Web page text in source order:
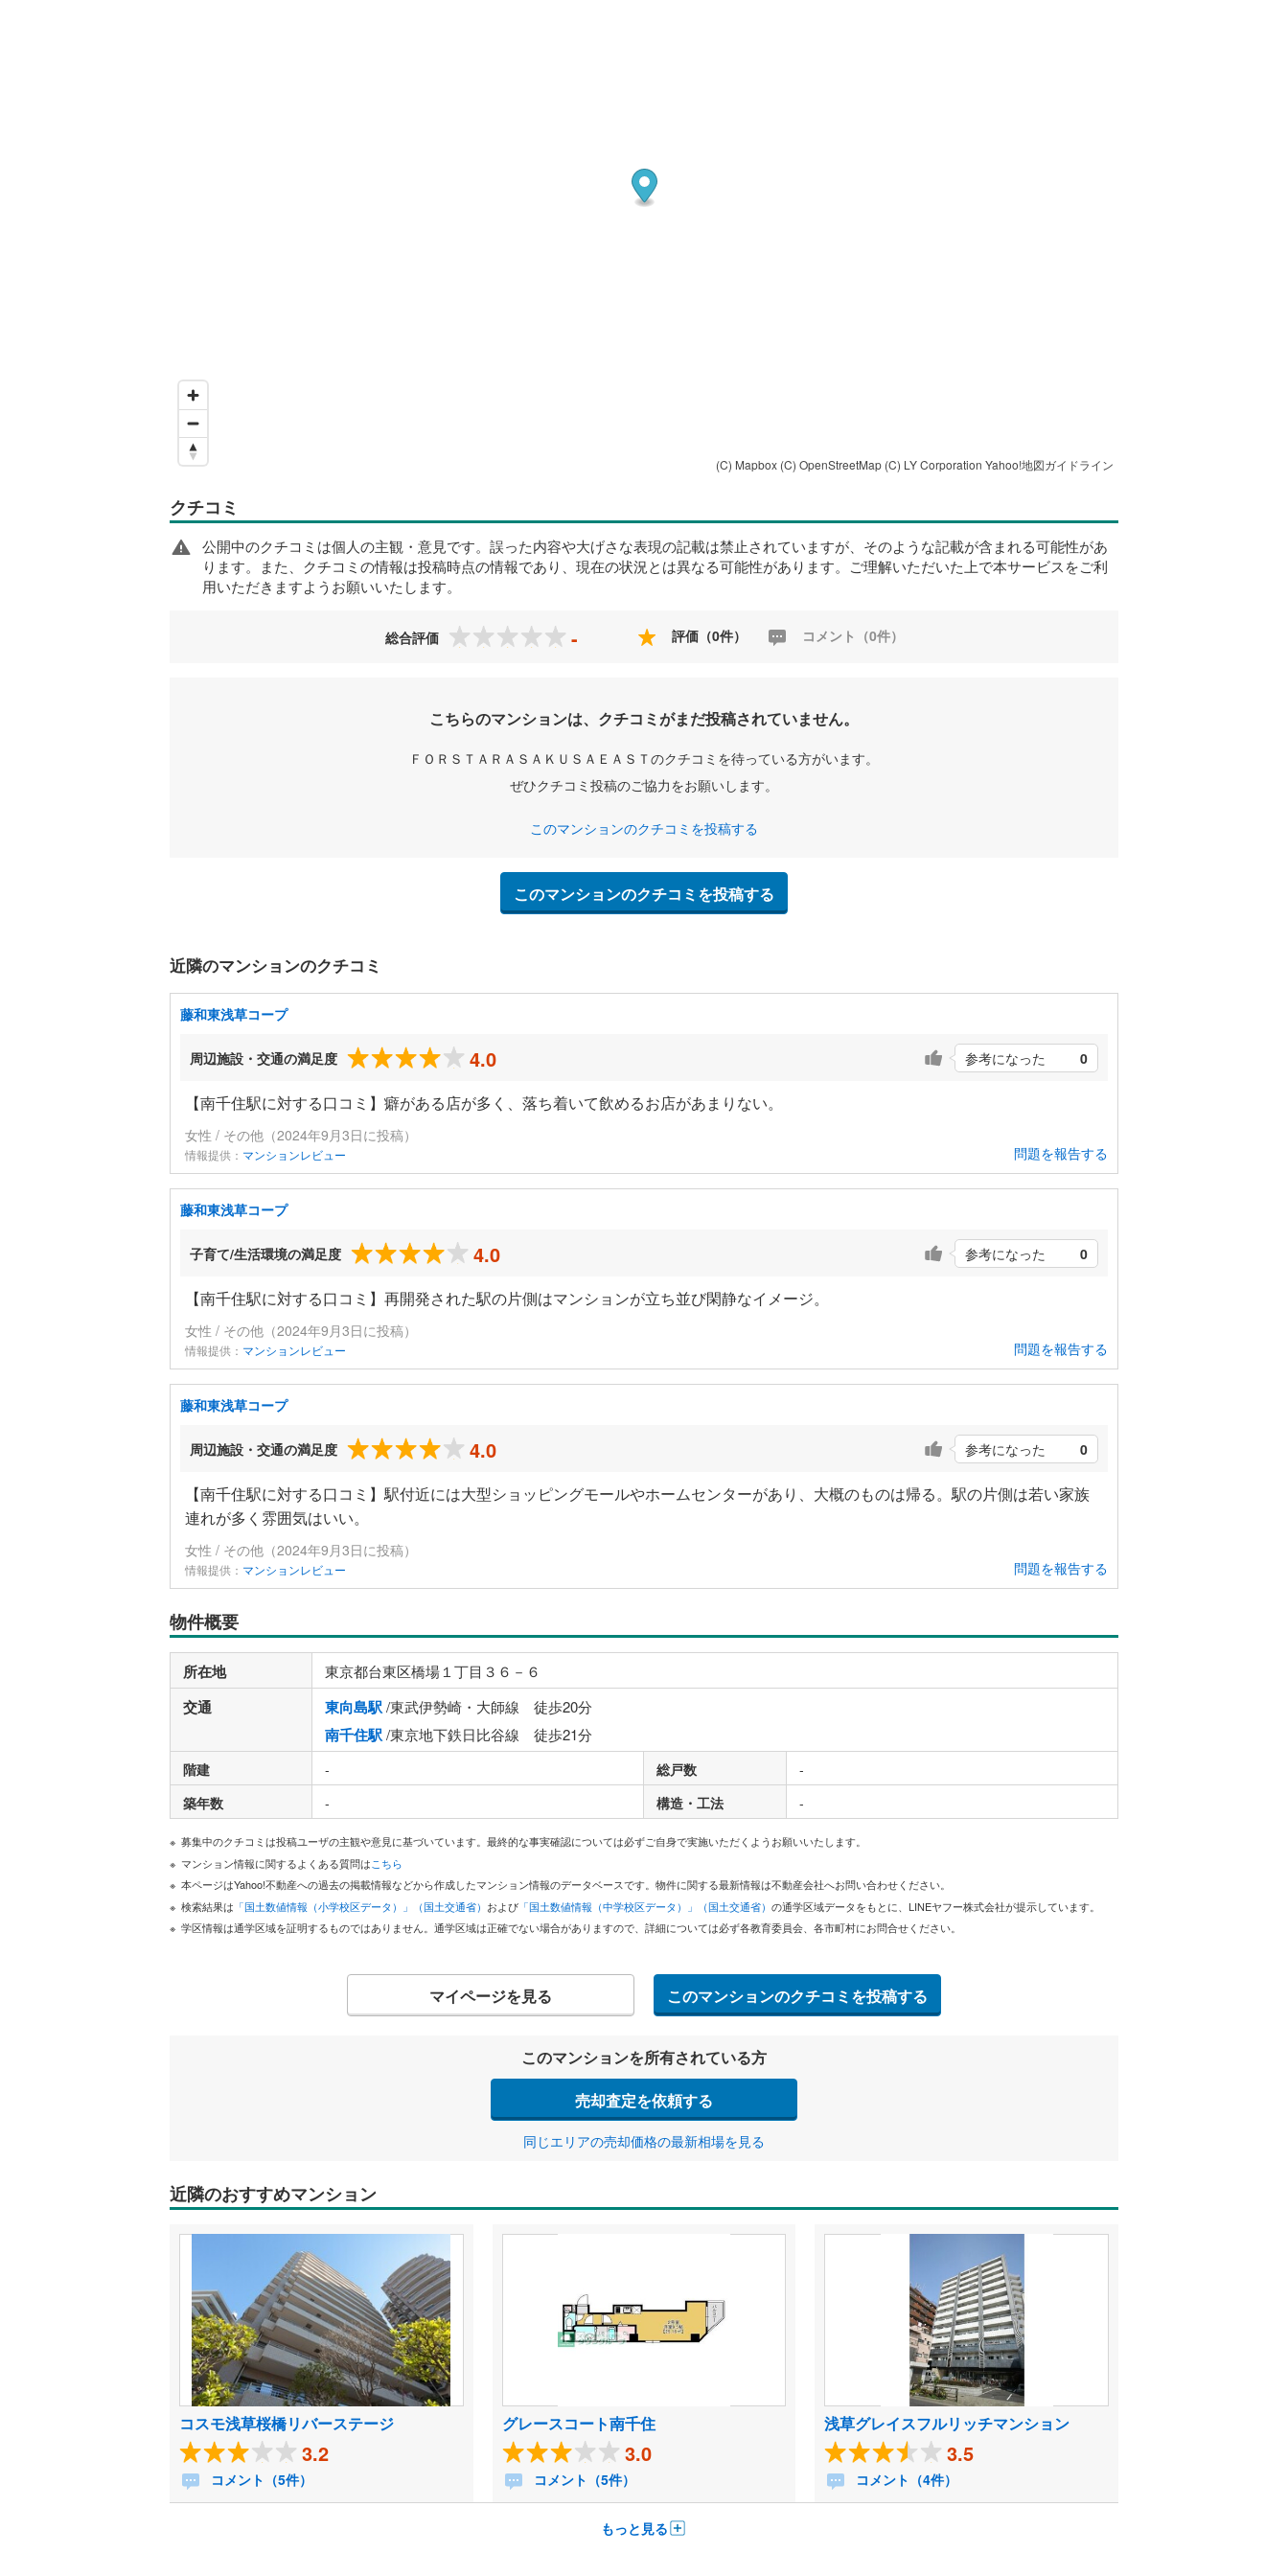
(C) Mapbox (C) OpenStreetMap (C) LY Corporation Yahoo!地図ガイドライン
クチコミ
公開中のクチコミは個人の主観・意見です。誤った内容や大げさな表現の記載は禁止されていますが、そのような記載が含まれる可能性があ
ります。また、クチコミの情報は投稿時点の情報であり、現在の状況とは異なる可能性があります。ご理解いただいた上で本サービスをご利
用いただきますようお願いいたします。
総合評価 - 評価（0件） コメント（0件）
こちらのマンションは、クチコミがまだ投稿されていません。
ＦＯＲＳＴＡＲＡＳＡＫＵＳＡＥＡＳＴのクチコミを待っている方がいます。
ぜひクチコミ投稿のご協力をお願いします。
このマンションのクチコミを投稿する
このマンションのクチコミを投稿する
近隣のマンションのクチコミ
藤和東浅草コープ
周辺施設・交通の満足度 4.0 参考になった 0
【南千住駅に対する口コミ】癖がある店が多く、落ち着いて飲めるお店があまりない。
女性 / その他（2024年9月3日に投稿）
情報提供： マンションレビュー 問題を報告する
藤和東浅草コープ
子育て/生活環境の満足度 4.0 参考になった 0
【南千住駅に対する口コミ】再開発された駅の片側はマンションが立ち並び閑静なイメージ。
女性 / その他（2024年9月3日に投稿）
情報提供： マンションレビュー 問題を報告する
藤和東浅草コープ
周辺施設・交通の満足度 4.0 参考になった 0
【南千住駅に対する口コミ】駅付近には大型ショッピングモールやホームセンターがあり、大概のものは帰る。駅の片側は若い家族
連れが多く雰囲気はいい。
女性 / その他（2024年9月3日に投稿）
情報提供： マンションレビュー 問題を報告する
物件概要
所在地 東京都台東区橋場１丁目３６－６
交通 東向島駅/東武伊勢崎・大師線 徒歩20分
南千住駅/東京地下鉄日比谷線 徒歩21分
階建 - 総戸数
-
築年数
- 構造・工法 -
募集中のクチコミは投稿ユーザの主観や意見に基づいています。最終的な事実確認については必ずご自身で実施いただくようお願いいたします。
マンション情報に関するよくある質問はこちら
本ページはYahoo!不動産への過去の掲載情報などから作成したマンション情報のデータベースです。物件に関する最新情報は不動産会社へお問い合わせください。
検索結果は 「国土数値情報（小学校区データ）」（国土交通省） および 「国土数値情報（中学校区データ）」（国土交通省） の通学区域データをもとに、LINEヤフー株式会社が提示しています。
学区情報は通学区域を証明するものではありません。通学区域は正確でない場合がありますので、詳細については必ず各教育委員会、各市町村にお問合せください。
マイページを見る このマンションのクチコミを投稿する
このマンションを所有されている方
売却査定を依頼する
同じエリアの売却価格の最新相場を見る
近隣のおすすめマンション
コスモ浅草桜橋リバーステージ
3.2
コメント（5件）
グレースコート南千住
3.0
コメント（5件）
浅草グレイスフルリッチマンション
3.5
コメント（4件）
もっと見る